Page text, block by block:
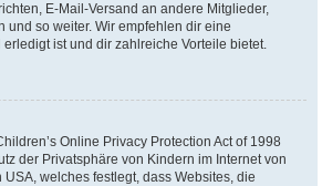
E-Mail-Versand an andere Mitglieder,
und so weiter. Wir empfehlen dir eine
ist und dir zahlreiche Vorteile bietet.
Online Privacy Protection Act of 1998
der Privatsphäre von Kindern im Internet von
welches festlegt, dass Websites, die